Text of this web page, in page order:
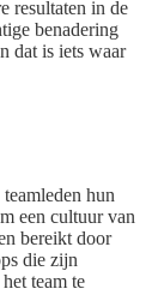
resultaten in de
benadering
dat is iets waar
hun
een cultuur van
bereikt door
die zijn
team te